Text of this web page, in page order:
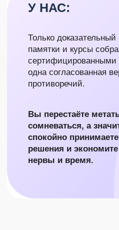
значит, меньше ошибок
и лишних покупок,
спокойнее, прикорм идёт
нет «своих», тревога растёт.
ЧУВСТВУЕТЕ, ЧТО ВСЕ
ТЯНЕТЕ ОДНА?